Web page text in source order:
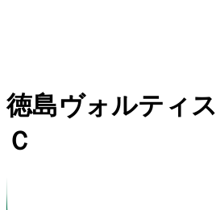
徳島ヴォルティス
Ｃ